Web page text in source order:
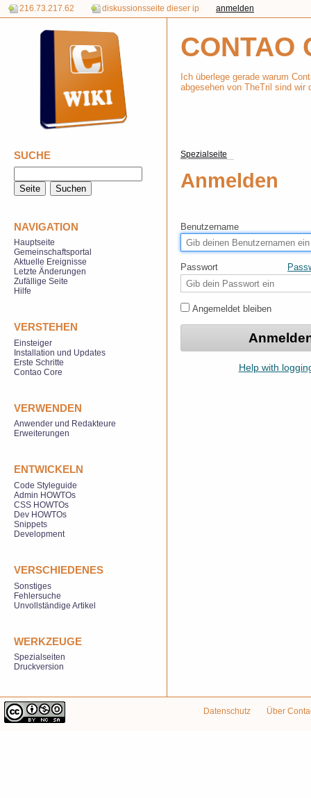
Anmelden
Benutzername
Passwort
Angemeldet bleiben
Help with
Spezialseite
216.73.217.62 diskussionsseite dieser ip anmelden
CONTAO
Ich überlege gerade warum
abgesehen von TheTril sind wir
SUCHE
NAVIGATION
Hauptseite
Gemeinschaftsportal
Aktuelle Ereignisse
Letzte Änderungen
Zufällige Seite
Hilfe
VERSTEHEN
Einsteiger
Installation und Updates
Erste Schritte
Contao Core
VERWENDEN
Anwender und Redakteure
Erweiterungen
ENTWICKELN
Code Styleguide
Admin HOWTOs
CSS HOWTOs
Dev HOWTOs
Snippets
Development
VERSCHIEDENES
Sonstiges
Fehlersuche
Unvollständige Artikel
WERKZEUGE
Spezialseiten
Druckversion
Datenschutz Über